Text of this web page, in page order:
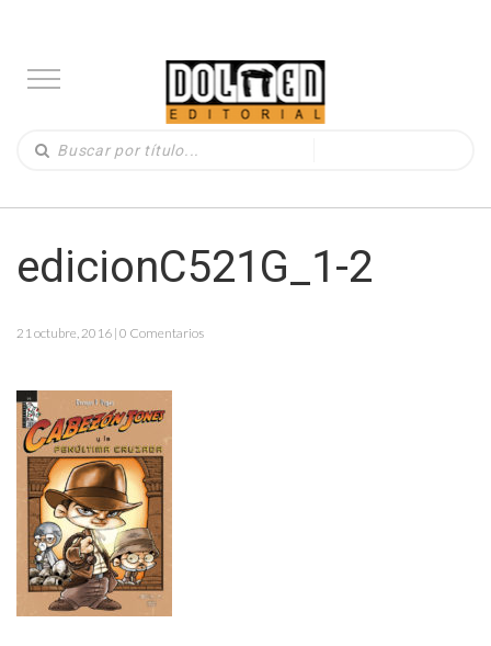
edicionC521G_1-2
21 octubre, 2016 | 0 Comentarios